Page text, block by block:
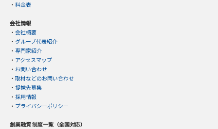
・ 料金表
会社情報
・ 会社概要
・ グループ代表紹介
・ 専門家紹介
・ アクセスマップ
・ お問い合わせ
・ 取材などのお問い合わせ
・ 提携先募集
・ 採用情報
・ プライバシーポリシー
創業融資 制度一覧（全国対応）